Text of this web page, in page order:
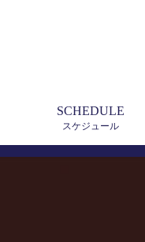
SCHEDULE
スケジュール